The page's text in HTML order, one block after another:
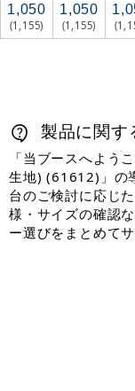
1,050
(1,155)
1,050
(1,155)
製品に関す
「当ブースへよう
生地) (61612)」の
台のご検討に応じ
様・サイズの確認
ー選びをまとめて